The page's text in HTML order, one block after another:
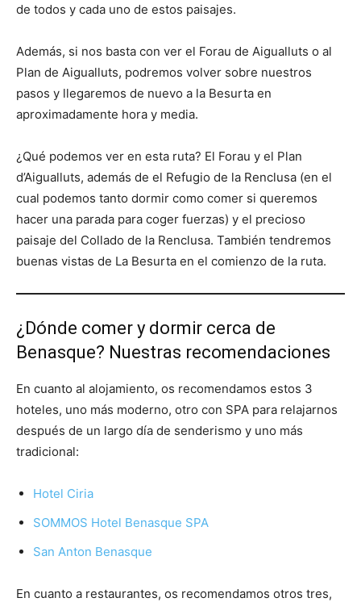
de todos y cada uno de estos paisajes.
Además, si nos basta con ver el Forau de Aigualluts o al
Plan de Aigualluts, podremos volver sobre nuestros
pasos y llegaremos de nuevo a la Besurta en
aproximadamente hora y media.
¿Qué podemos ver en esta ruta? El Forau y el Plan
d’Aigualluts, además de el Refugio de la Renclusa (en el
cual podemos tanto dormir como comer si queremos
hacer una parada para coger fuerzas) y el precioso
paisaje del Collado de la Renclusa. También tendremos
buenas vistas de La Besurta en el comienzo de la ruta.
¿Dónde comer y dormir cerca de
Benasque? Nuestras recomendaciones
En cuanto al alojamiento, os recomendamos estos 3
hoteles, uno más moderno, otro con SPA para relajarnos
después de un largo día de senderismo y uno más
tradicional:
Hotel Ciria
SOMMOS Hotel Benasque SPA
San Anton Benasque
En cuanto a restaurantes, os recomendamos otros tres,